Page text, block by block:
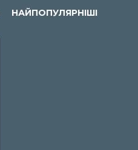
НАЙПОПУЛЯРНІШІ